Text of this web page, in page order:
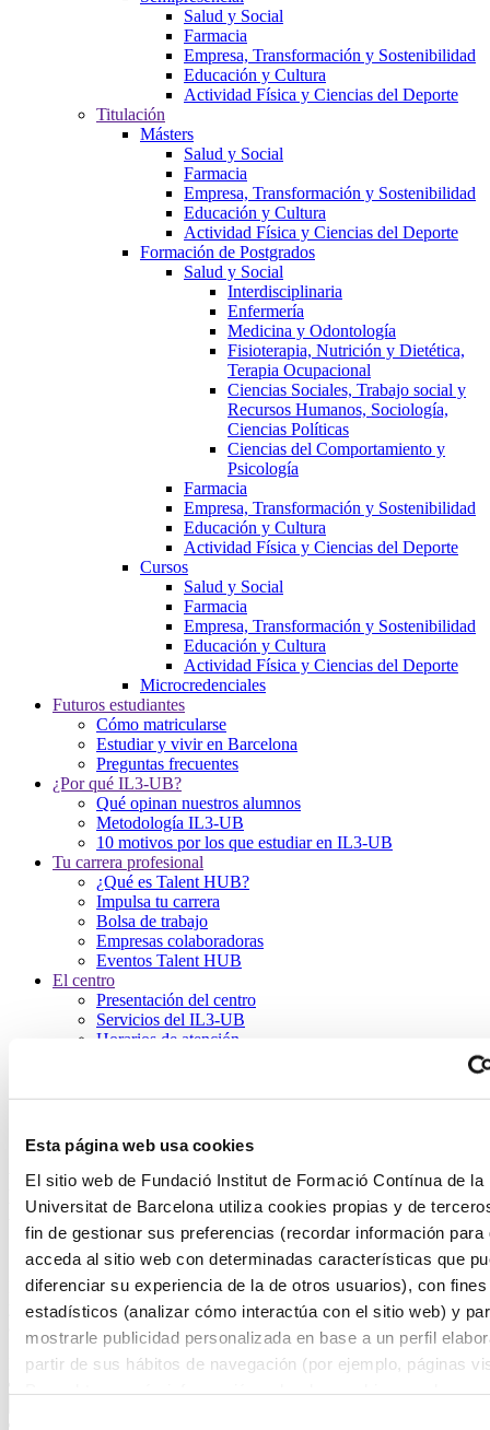
Esta página web usa cookies
El sitio web de Fundació Institut de Formació Contínua de la
Universitat de Barcelona utiliza cookies propias y de
fin de gestionar sus preferencias (recordar información para
acceda al sitio web con determinadas características que
diferenciar su experiencia de la de otros usuarios), con fines
estadísticos (analizar cómo interactúa con el sitio web) y
mostrarle publicidad personalizada en base a un perfil
partir de sus hábitos de navegación (por ejemplo, páginas
Salud y Social
Farmacia
Empresa, Transformación y Sostenibilidad
Educación y Cultura
Actividad Física y Ciencias del Deporte
Titulación
Másters
Salud y Social
Farmacia
Empresa, Transformación y Sostenibilidad
Educación y Cultura
Actividad Física y Ciencias del Deporte
Formación de Postgrados
Salud y Social
Interdisciplinaria
Enfermería
Medicina y Odontología
Fisioterapia, Nutrición y Dietética,
Terapia Ocupacional
Ciencias Sociales, Trabajo social y
Recursos Humanos, Sociología,
Ciencias Políticas
Ciencias del Comportamiento y
Psicología
Farmacia
Empresa, Transformación y Sostenibilidad
Educación y Cultura
Actividad Física y Ciencias del Deporte
Cursos
Salud y Social
Farmacia
Empresa, Transformación y Sostenibilidad
Educación y Cultura
Actividad Física y Ciencias del Deporte
Microcredenciales
Futuros estudiantes
Cómo matricularse
Estudiar y vivir en Barcelona
Preguntas frecuentes
¿Por qué IL3-UB?
Qué opinan nuestros alumnos
Metodología IL3-UB
10 motivos por los que estudiar en IL3-UB
Tu carrera profesional
¿Qué es Talent HUB?
Impulsa tu carrera
Bolsa de trabajo
Empresas colaboradoras
Eventos Talent HUB
El centro
Presentación del centro
Servicios del IL3-UB
Horarios de atención
Programas
Dietética, Terapia Ocupacional
Formación de Postgrado en Fisioterapia,
Nutrición y Dietética, Terapia
Ocupacional
Descubre nuestra Formación de Postgrado en Fisioterapia, Nutrición
y Dietética, Terapia Ocupacional. La mejor forma de dar un paso
adelante en tu carrera profesional.
Filtros